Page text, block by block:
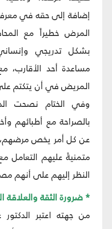
إضافة إلى حقه في
المرض خطيراً مع
بشكل تدريجي
مساعدة أحد الأقارب،
المريض في أن يتكتم
وفي الختام نصحت
بالصراحة مع أطبائهم
عن كل أمر يخص مرضهم،
متمنيةً عليهم
النظر إليهم على أنهم
* ضرورة الثقة والعلاقة
من جهته اعتبر